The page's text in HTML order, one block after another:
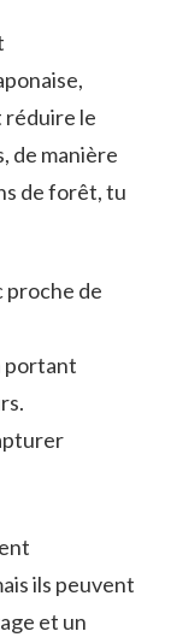
réduire le
de manière
de forêt, tu
proche de
portant
ils peuvent
et un